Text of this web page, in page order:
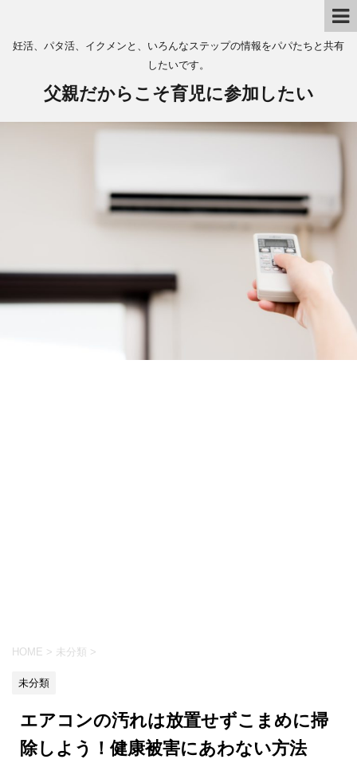
妊活、パタ活、イクメンと、いろんなステップの情報をパパたちと共有
したいです。
父親だからこそ育児に参加したい
HOME > 未分類 >
未分類
エアコンの汚れは放置せずこまめに掃
除しよう！健康被害にあわない方法